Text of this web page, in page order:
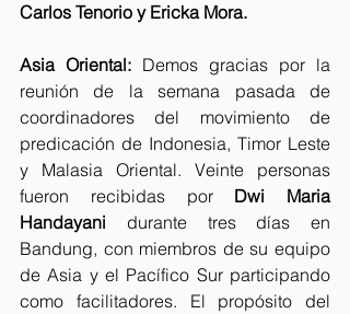
Carlos Tenorio y Ericka Mora.
Asia Oriental: Demos gracias por la
reunión de la semana pasada de
coordinadores del movimiento de
predicación de Indonesia, Timor Leste
y Malasia Oriental. Veinte personas
fueron recibidas por Dwi Maria
Handayani durante tres días en
Bandung, con miembros de su equipo
de Asia y el Pacífico Sur participando
como facilitadores. El propósito del